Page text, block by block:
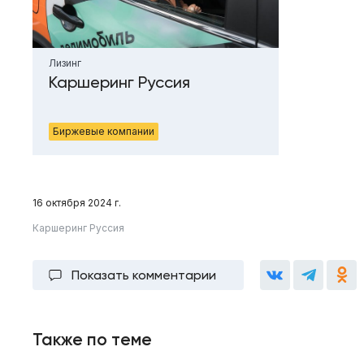
Лизинг
Каршеринг Руссия
Биржевые компании
16 октября 2024 г.
Каршеринг Руссия
Показать комментарии
Также по теме